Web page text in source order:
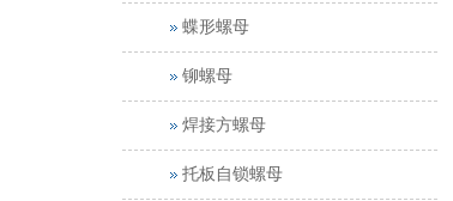
蝶形螺母
铆螺母
焊接方螺母
托板自锁螺母